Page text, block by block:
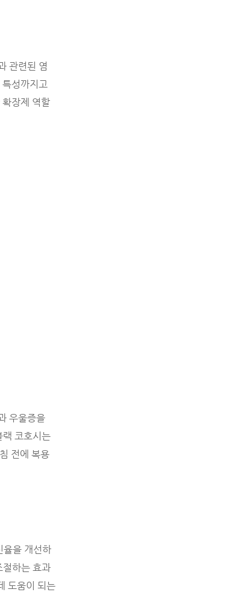
관련된 염
성까지고
장제 역할
우울증을
랙 코호시는
전에 복용
율을 개선하
절하는 효과
도움이 되는